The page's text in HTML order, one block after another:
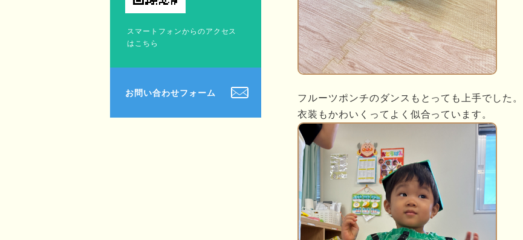
フルーツポンチのダンスもとっても上手でした。
衣装もかわいくってよく似合っています。
スマートフォンからのアクセス
はこちら
お問い合わせフォーム